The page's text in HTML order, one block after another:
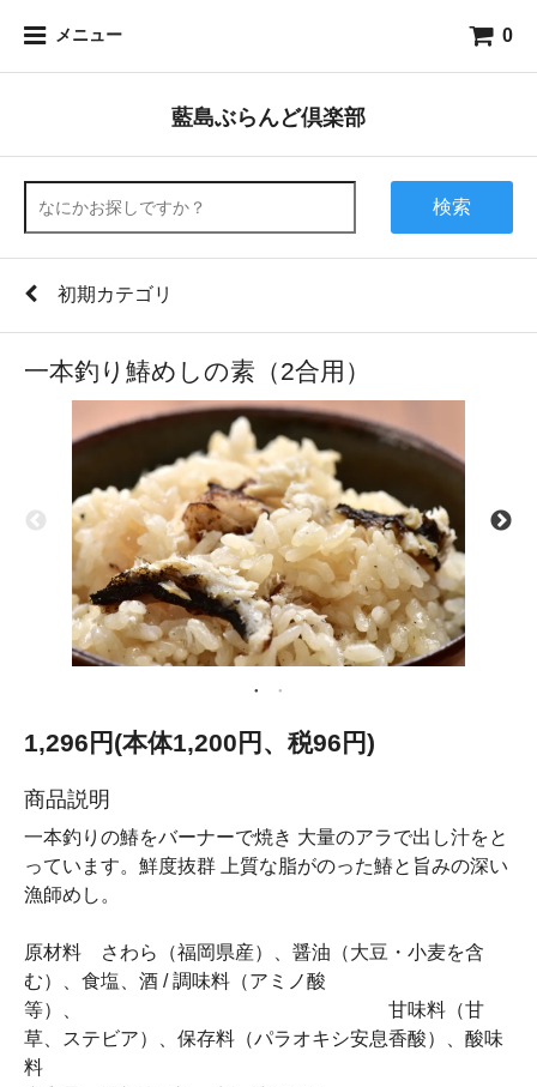
メニュー 0
藍島ぶらんど倶楽部
検索
初期カテゴリ
一本釣り鰆めしの素（2合用）
1,296円(本体1,200円、税96円)
商品説明
一本釣りの鰆をバーナーで焼き 大量のアラで出し汁をと
っています。鮮度抜群 上質な脂がのった鰆と旨みの深い
漁師めし。
原材料 さわら（福岡県産）、醤油（大豆・小麦を含
む）、食塩、酒 / 調味料（アミノ酸
等）、 甘味料（甘
草、ステビア）、保存料（パラオキシ安息香酸）、酸味
料